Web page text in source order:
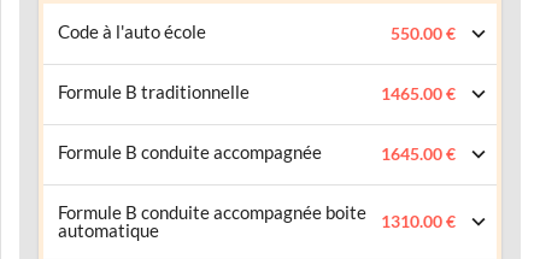
Code à l'auto école 550.00 €
Formule B traditionnelle 1465.00 €
Formule B conduite accompagnée 1645.00 €
Formule B conduite accompagnée boite
automatique
1310.00 €